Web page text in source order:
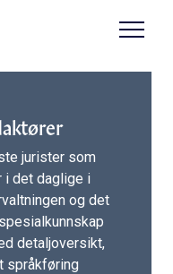
Menu
jurister som
i det daglige i
og det
detaljoversikt,
språkføring